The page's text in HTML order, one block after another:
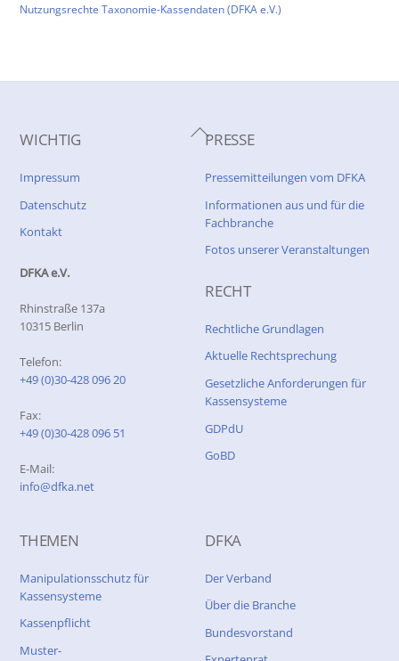
Nutzungsrechte Taxonomie-Kassendaten (DFKA e.V.)
Back
To
WICHTIG
Impressum
Datenschutz
Kontakt
DFKA e.V.
Rhinstraße 137a
10315 Berlin
Telefon:
+49 (0)30-428 096 20
Fax:
+49 (0)30-428 096 51
E-Mail:
info@dfka.net
PRESSE
Pressemitteilungen vom DFKA
Informationen aus und für die
Fachbranche
Fotos unserer Veranstaltungen
RECHT
Rechtliche Grundlagen
Aktuelle Rechtsprechung
Gesetzliche Anforderungen für
Kassensysteme
GDPdU
GoBD
THEMEN
Manipulationsschutz für
Kassensysteme
Kassenpflicht
Muster-
DFKA
Der Verband
Über die Branche
Bundesvorstand